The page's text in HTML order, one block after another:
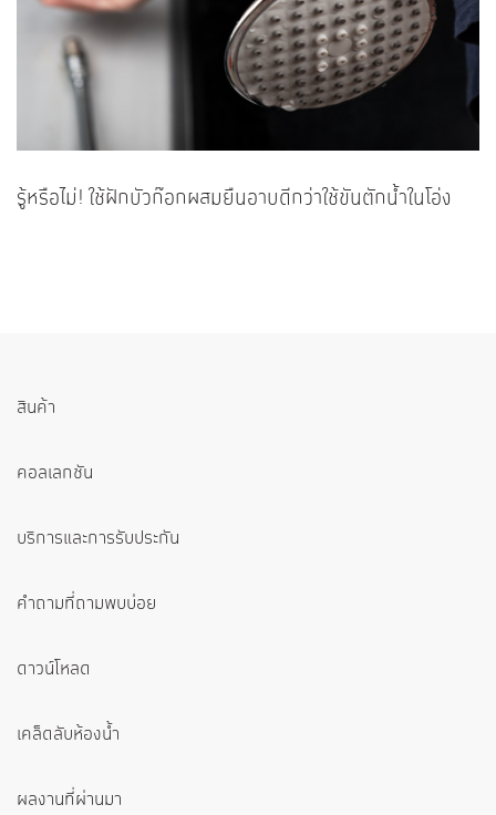
รู้หรือไม่! ใช้ฝักบัวก๊อกผสมยืนอาบดีกว่าใช้ขันตักน้ำในโอ่ง
สินค้า
คอลเลกชัน
บริการและการรับประกัน
คำถามที่ถามพบบ่อย
ดาวน์โหลด
เคล็ดลับห้องน้ำ
ผลงานที่ผ่านมา